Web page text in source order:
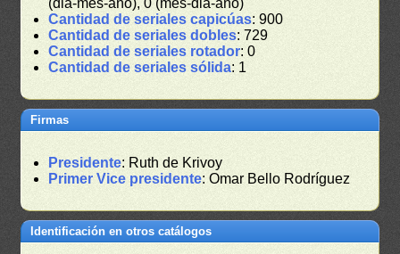
Cantidad de seriales capicúas: 900
Cantidad de seriales dobles: 729
Cantidad de seriales rotador: 0
Cantidad de seriales sólida: 1
Firmas
Presidente: Ruth de Krivoy
Primer Vice presidente: Omar Bello Rodríguez
Identificación en otros catálogos